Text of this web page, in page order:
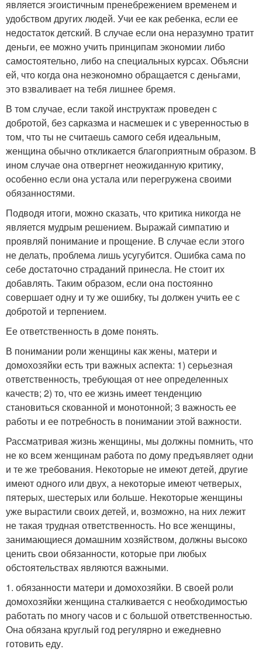
является эгоистичным пренебрежением временем и
удобством других людей. Учи ее как ребенка, если ее
недостаток детский. В случае если она неразумно тратит
деньги, ее можно учить принципам экономии либо
самостоятельно, либо на специальных курсах. Объясни
ей, что когда она неэкономно обращается с деньгами,
это взваливает на тебя лишнее бремя.
В том случае, если такой инструктаж проведен с
добротой, без сарказма и насмешек и с уверенностью в
том, что ты не считаешь самого себя идеальным,
женщина обычно откликается благоприятным образом. В
ином случае она отвергнет неожиданную критику,
особенно если она устала или перегружена своими
обязанностями.
Подводя итоги, можно сказать, что критика никогда не
является мудрым решением. Выражай симпатию и
проявляй понимание и прощение. В случае если этого
не делать, проблема лишь усугубится. Ошибка сама по
себе достаточно страданий принесла. Не стоит их
добавлять. Таким образом, если она постоянно
совершает одну и ту же ошибку, ты должен учить ее с
добротой и терпением.
Ее ответственность в доме понять.
В понимании роли женщины как жены, матери и
домохозяйки есть три важных аспекта: 1) серьезная
ответственность, требующая от нее определенных
качеств; 2) то, что ее жизнь имеет тенденцию
становиться скованной и монотонной; 3 важность ее
работы и ее потребность в понимании этой важности.
Рассматривая жизнь женщины, мы должны помнить, что
не ко всем женщинам работа по дому предъявляет одни
и те же требования. Некоторые не имеют детей, другие
имеют одного или двух, а некоторые имеют четверых,
пятерых, шестерых или больше. Некоторые женщины
уже вырастили своих детей, и, возможно, на них лежит
не такая трудная ответственность. Но все женщины,
занимающиеся домашним хозяйством, должны высоко
ценить свои обязанности, которые при любых
обстоятельствах являются важными.
1. обязанности матери и домохозяйки. В своей роли
домохозяйки женщина сталкивается с необходимостью
работать по многу часов и с большой ответственностью.
Она обязана круглый год регулярно и ежедневно
готовить еду.